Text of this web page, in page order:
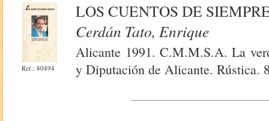
Ref.: 80494
LOS CUENTOS DE
Cerdán Tato, Enrique
Alicante 1991. C.M.M.S.A. La
y Diputación de Alicante. Rústica.